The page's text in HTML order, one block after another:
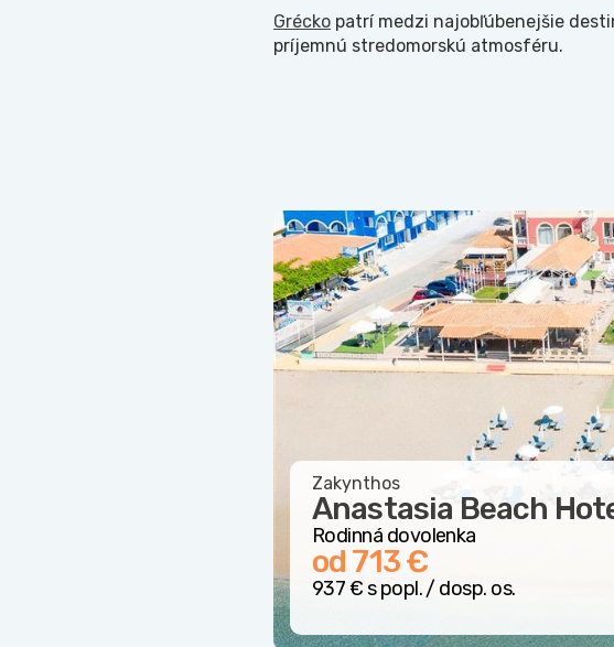
Grécko patrí medzi najobľúbenejšie
príjemnú stredomorskú atmosféru.
Zakynthos
Anastasia Beach
Rodinná dovolenka
od 713 €
937 € s popl. / dosp. os.